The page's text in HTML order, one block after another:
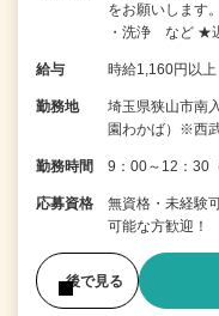
をお願いします
・洗浄 など ★
給与 時給1,160円以上
勤務地
埼玉県狭山市南
園わかば）※西
勤務時間 9：00～12：30
応募資格
無資格・未経験
可能な方歓迎！
後で見る